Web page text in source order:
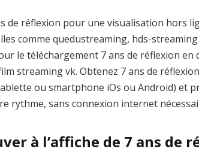
de réflexion pour une visualisation hors
comme quedustreaming, hds-
le téléchargement 7 ans de réflexion en
streaming vk. Obtenez 7 ans de
ou smartphone iOs ou Android) et
rythme, sans connexion internet
à l’affiche de 7 ans de